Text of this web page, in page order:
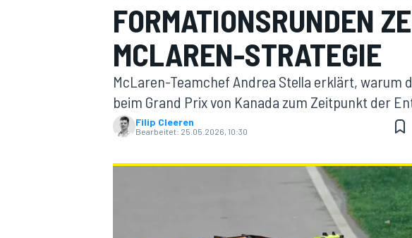
MOTOGP
FORMATIONSRUNDEN
MCLAREN-STRATEGIE
McLaren-Teamchef Andrea Stella erklärt,
beim Grand Prix von Kanada zum Zeitpunkt der
Filip Cleeren
Bearbeitet: 25.05.2026, 10:30